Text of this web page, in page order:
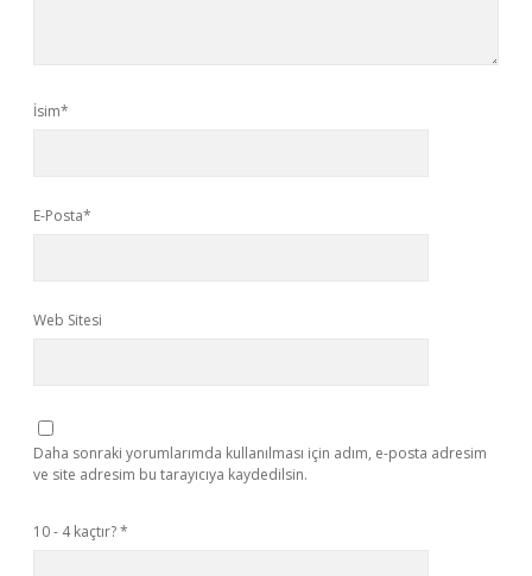
İsim*
E-Posta*
Web Sitesi
Daha sonraki yorumlarımda kullanılması için adım, e-posta adresim
ve site adresim bu tarayıcıya kaydedilsin.
10 - 4 kaçtır?*